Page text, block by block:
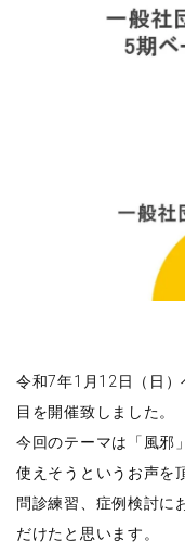
令和7年1月12日（日
目を開催致しました。
今回のテーマは「風邪
使えそうというお声を
問診練習、症例検討に
だけたと思います。